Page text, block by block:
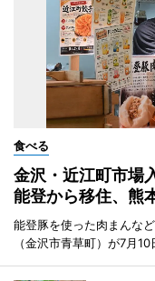
食べる
金沢・近江町市場
能登から移住、熊
能登豚を使った肉まんな
（金沢市青草町）が7月